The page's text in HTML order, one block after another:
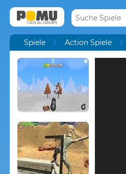
Spiele Action Spiele